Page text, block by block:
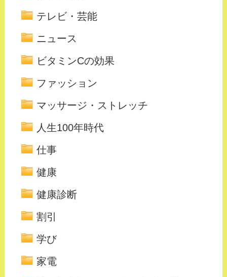
テレビ・芸能
ニュース
ビタミンCの効果
ファッション
マッサージ・ストレッチ
人生100年時代
仕事
健康
健康診断
割引
学び
家電